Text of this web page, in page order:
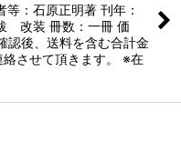
：石原正明著 刊年：
改装 冊数：一冊 価
後、送料を含む合計金
させて頂きます。 ※在